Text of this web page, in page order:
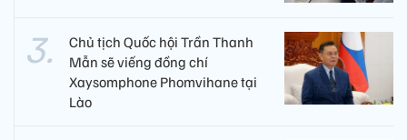
Chủ tịch Quốc hội Trần Thanh
Mẫn sẽ viếng đồng chí
Xaysomphone Phomvihane tại
Lào